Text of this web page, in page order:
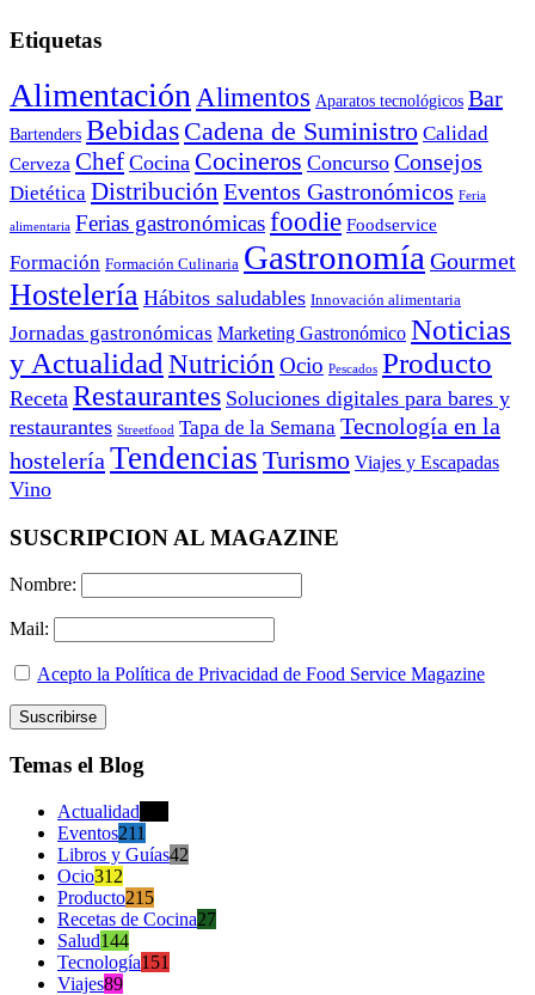
Etiquetas
Alimentación Alimentos Aparatos tecnológicos Bar
Bartenders Bebidas Cadena de Suministro Calidad
Cerveza Chef Cocina Cocineros Concurso Consejos
Dietética Distribución Eventos Gastronómicos Feria
alimentaria Ferias gastronómicasfoodie Foodservice
Formación Formación Culinaria Gastronomía Gourmet
Hostelería Hábitos saludables Innovación alimentaria
Jornadas gastronómicas Marketing Gastronómico Noticias
y Actualidad Nutrición Ocio Pescados Producto
Receta Restaurantes Soluciones digitales para bares y
restaurantes Streetfood Tapa de la Semana Tecnología en la
hostelería Tendencias Turismo Viajes y Escapadas
Vino
SUSCRIPCION AL MAGAZINE
Nombre:
Mail:
Acepto la Política de Privacidad de Food Service Magazine
Temas el Blog
Actualidad
Eventos211
Libros y Guías42
Ocio312
Producto215
Recetas de Cocina27
Salud144
Tecnología151
Viajes89